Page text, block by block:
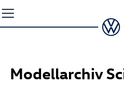
Seiteninhalt
springen
Modellarchiv